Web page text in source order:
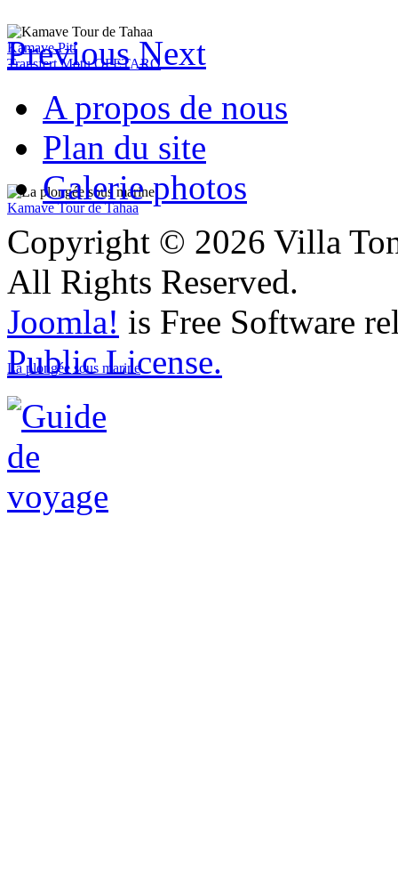
Kamave Piti
Transfert Motu OFETARO
Kamave Tour de Tahaa
La plongée sous marine
Previous Next
A propos de nous
Plan du site
Galerie photos
Copyright © 2026 Villa
All Rights Reserved.
Joomla! is Free Software
Public License.